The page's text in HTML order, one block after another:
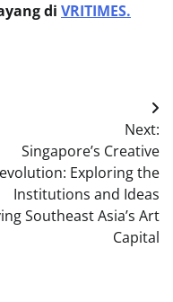
di VRITIMES.
Next:
Singapore’s Creative
Exploring the
Institutions and Ideas
Southeast Asia’s Art
Capital